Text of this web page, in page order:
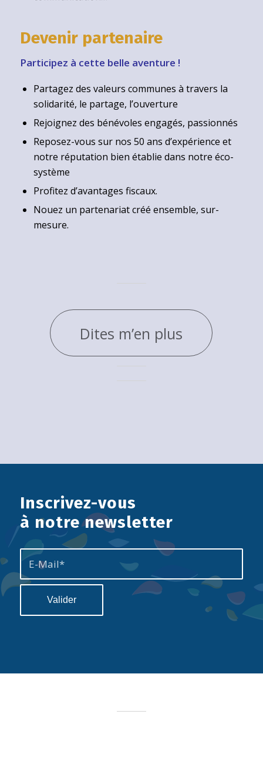
Devenir partenaire
Participez à cette belle aventure !
Partagez des valeurs communes à travers la
solidarité, le partage, l’ouverture
Rejoignez des bénévoles engagés, passionnés
Reposez-vous sur nos 50 ans d’expérience et
notre réputation bien établie dans notre éco-
système
Profitez d’avantages fiscaux.
Nouez un partenariat créé ensemble, sur-
mesure.
Dites m’en plus
Inscrivez-vous
à notre newsletter